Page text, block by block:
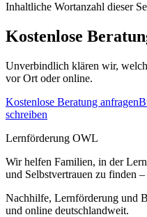
Inhaltliche Wortanzahl dieser
Kostenlose
Unverbindlich klären wir,
vor Ort oder online.
Kostenlose Beratung anfragen
schreiben
Lernförderung OWL
Wir helfen Familien, in der
und Selbstvertrauen zu finden
Nachhilfe, Lernförderung und
und online deutschlandweit.